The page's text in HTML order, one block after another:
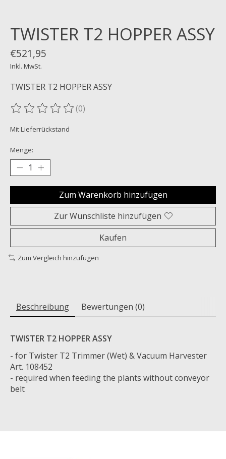
TWISTER T2 HOPPER ASSY
€521,95
Inkl. MwSt.
TWISTER T2 HOPPER ASSY
Die Bewertung dieses Produkts ist
(0)
Mit Lieferrückstand
Menge:
Zum Warenkorb hinzufügen
Zur Wunschliste hinzufügen
Kaufen
Zum Vergleich hinzufügen
Beschreibung Bewertungen (0)
TWISTER T2 HOPPER ASSY
- for Twister T2 Trimmer (Wet) & Vacuum Harvester
Art. 108452
- required when feeding the plants without conveyor
belt